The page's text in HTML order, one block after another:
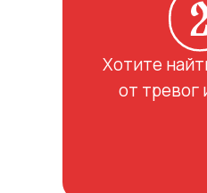
Хотите
от тревог